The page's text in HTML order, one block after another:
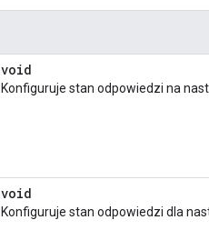
void
Konfiguruje stan odpowiedzi na
void
Konfiguruje stan odpowiedzi dla